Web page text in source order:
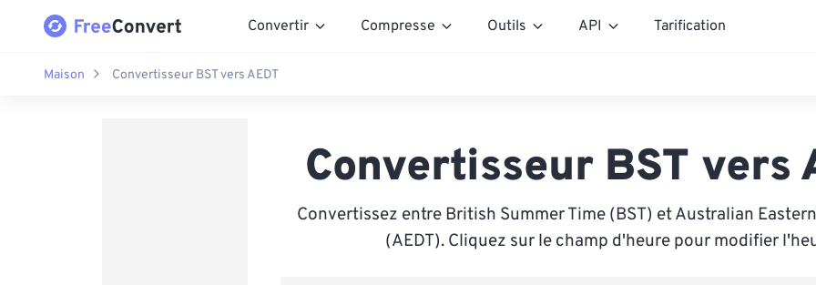
Convertir Compresse Outils API Tarification
Maison Convertisseur BST vers AEDT
Convertisseur BST vers
Convertissez entre British Summer Time (BST) et Australian
(AEDT). Cliquez sur le champ d'heure pour modifier